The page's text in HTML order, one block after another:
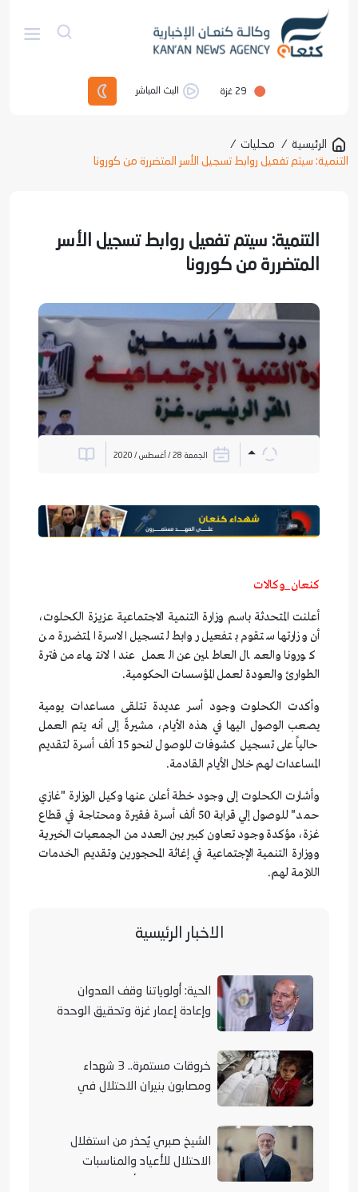
29 غزة البث المباشر
الرئيسية / محليات /
التنمية: سيتم تفعيل روابط تسجيل الأسر المتضررة من كورونا
التنمية: سيتم تفعيل روابط تسجيل الأسر
المتضررة من كورونا
الجمعة 28 / أغسطس / 2020
كنعان_وكالات
أعلنت المتحدثة باسم وزارة التنمية الاجتماعية عزيزة الكحلوت،
أن وزارتها ستقوم بتفعيل روابط لتسجيل الاسرة المتضررة من
كورونا والعمال العاطلين عن العمل عند الانتهاء من فترة
الطوارئ والعودة لعمل المؤسسات الحكومية.
وأكدت الكحلوت وجود أسر عديدة تتلقى مساعدات يومية
يصعب الوصول اليها في هذه الأيام، مشيرةً إلى أنه يتم العمل
حالياً على تسجيل كشوفات للوصول لنحو 15 ألف أسرة لتقديم
المساعدات لهم خلال الأيام القادمة.
وأشارت الكحلوت إلى وجود خطة أعلن عنها وكيل الوزارة "غازي
حمد" للوصول إلي قرابة 50 ألف أسرة فقيرة ومحتاجة في قطاع
غزة، مؤكدة وجود تعاون كبير بين العدد من الجمعيات الخيرية
ووزارة التنمية الإجتماعية في إغاثة المحجورين وتقديم الخدمات
اللازمة لهم.
الاخبار الرئيسية
الحية: أولوياتنا وقف العدوان
وإعادة إعمار غزة وتحقيق الوحدة
خروقات مستمرة.. 3 شهداء
ومصابون بنيران الاحتلال في
الشيخ صبري يُحذر من استغلال
الاحتلال للأعياد والمناسبات